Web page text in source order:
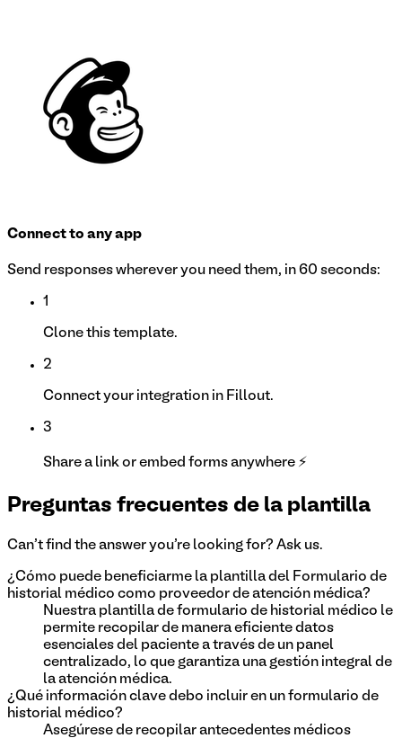
Connect to any app
Send responses wherever you need them, in 60 seconds:
1
Clone this template.
2
Connect your integration in Fillout.
3
Share a link or embed forms anywhere ⚡
Preguntas frecuentes de la plantilla
Can't find the answer you're looking for? Ask us.
¿Cómo puede beneficiarme la plantilla del Formulario de
historial médico como proveedor de atención médica?
Nuestra plantilla de formulario de historial médico le
permite recopilar de manera eficiente datos
esenciales del paciente a través de un panel
centralizado, lo que garantiza una gestión integral de
la atención médica.
¿Qué información clave debo incluir en un formulario de
historial médico?
Asegúrese de recopilar antecedentes médicos